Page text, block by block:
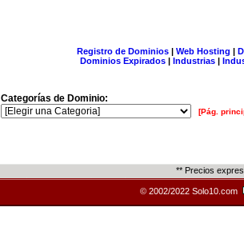
Registro de Dominios| Web Hosting |
Dominios Expirados | Industrias |
Categorías de Dominio:
[Pág.
** Precios
© 2002/2022 Solo10.com